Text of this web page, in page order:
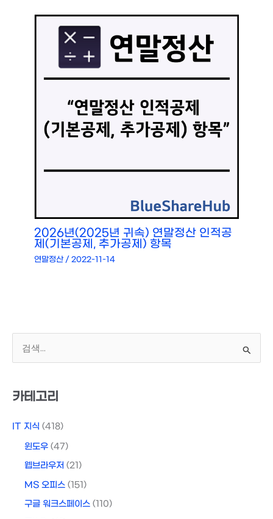
2026년(2025년 귀속) 연말정산 인적공
제(기본공제, 추가공제) 항목
연말정산 /2022-11-14
상
카테고리
IT 지식 (418)
윈도우 (47)
웹브라우저 (21)
MS 오피스 (151)
구글 워크스페이스 (110)